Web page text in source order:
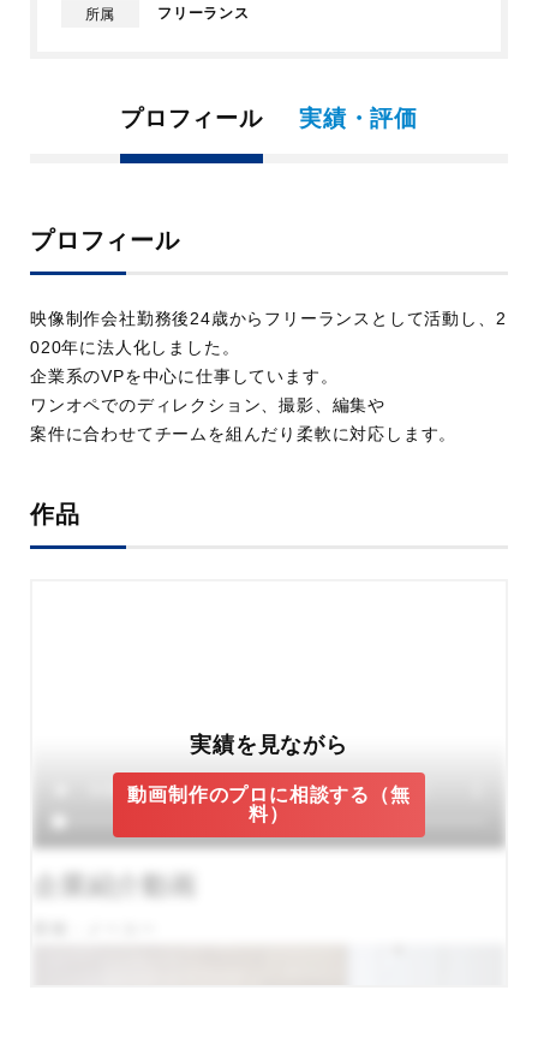
所属
フリーランス
プロフィール 実績・評価
プロフィール
映像制作会社勤務後24歳からフリーランスとして活動し、2
020年に法人化しました。
企業系のVPを中心に仕事しています。
ワンオペでのディレクション、撮影、編集や
案件に合わせてチームを組んだり柔軟に対応します。
作品
実績を見ながら
動画制作のプロに相談する（無
料）
企業紹介動画